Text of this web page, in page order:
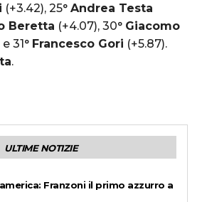
(+3.42), 25° Andrea Testa
Beretta (+4.07), 30° Giacomo
31° Francesco Gori (+5.87).
.
ULTIME NOTIZIE
Franzoni il primo azzurro a